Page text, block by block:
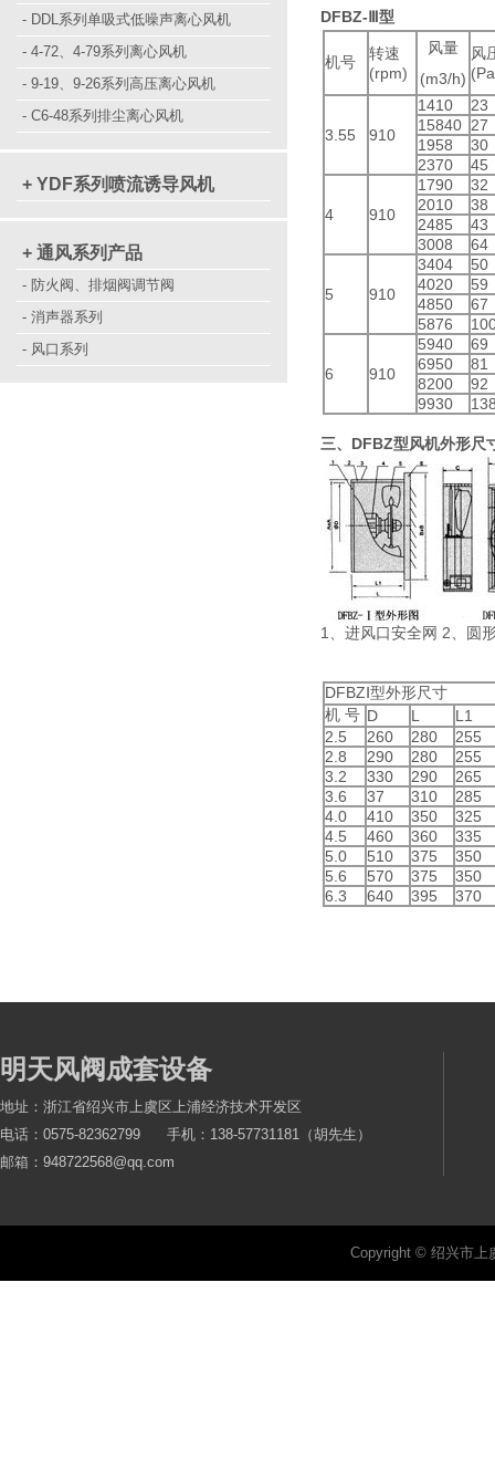
- DDL系列单吸式低噪声离心风机
- 4-72、4-79系列离心风机
- 9-19、9-26系列高压离心风机
- C6-48系列排尘离心风机
+ YDF系列喷流诱导风机
+ 通风系列产品
- 防火阀、排烟阀调节阀
- 消声器系列
- 风口系列
DFBZ-Ⅲ型
机号
转速
(rpm)
风量
(m3/h)
风
3.55 910
1410
23
15840 27
1958
30
2370
45
4 910
1790
32
2010
38
2485
43
3008
64
5 910
3404
50
4020
59
4850
67
5876
6 910
5940
69
6950
81
8200
92
9930
三、DFBZ型风机外形尺
1、进风口安全网 2、圆
DFBZⅠ型外形尺寸
机 号 D L
L1
2.5
260 280
255
2.8
290 280
255
3.2
330 290
265
3.6
37 310
285
4.0
410 350
325
4.5
460 360
335
5.0
510 375
350
5.6
570 375
350
6.3
640 395 370
明天风阀成套设备
地址：浙江省绍兴市上虞区上浦经济技术开发区
电话：0575-82362799 手机：138-57731181（胡先生）
邮箱：948722568@qq.com
Copyright © 绍兴市上